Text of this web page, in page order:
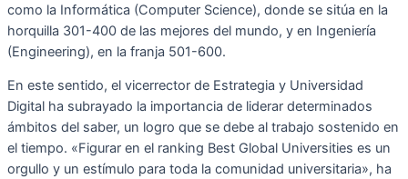
como la Informática (Computer Science), donde se sitúa en la
horquilla 301-400 de las mejores del mundo, y en Ingeniería
(Engineering), en la franja 501-600.
En este sentido, el vicerrector de Estrategia y Universidad
Digital ha subrayado la importancia de liderar determinados
ámbitos del saber, un logro que se debe al trabajo sostenido en
el tiempo. «Figurar en el ranking Best Global Universities es un
orgullo y un estímulo para toda la comunidad universitaria», ha